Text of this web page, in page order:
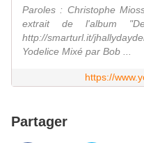
Paroles : Christophe
extrait de l'album
http://smarturl.it/
Yodelice Mixé par Bob ...
https://
Partager